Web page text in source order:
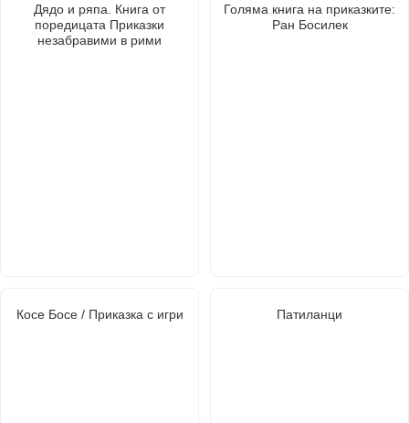
Дядо и ряпа. Книга от
поредицата Приказки
незабравими в рими
Голяма книга на приказките:
Ран Босилек
Косе Босе / Приказка с игри Патиланци